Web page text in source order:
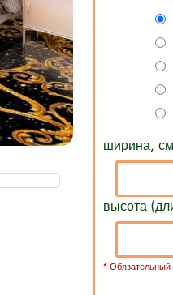
ширина, см
высота
* Обязательный